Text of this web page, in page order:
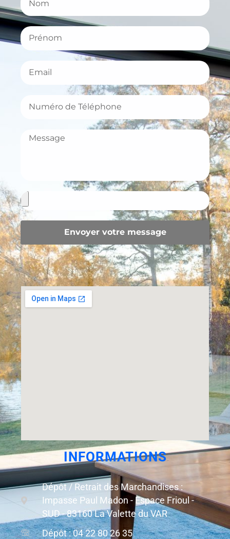
INFORMATIONS
Dépôt / Retrait des Marchandises :
Impasse Paul Madon - Espace Frioul -
SUD - 83160 La Valette du VAR
Dépôt : 04 22 80 26 35
Envoyer votre message